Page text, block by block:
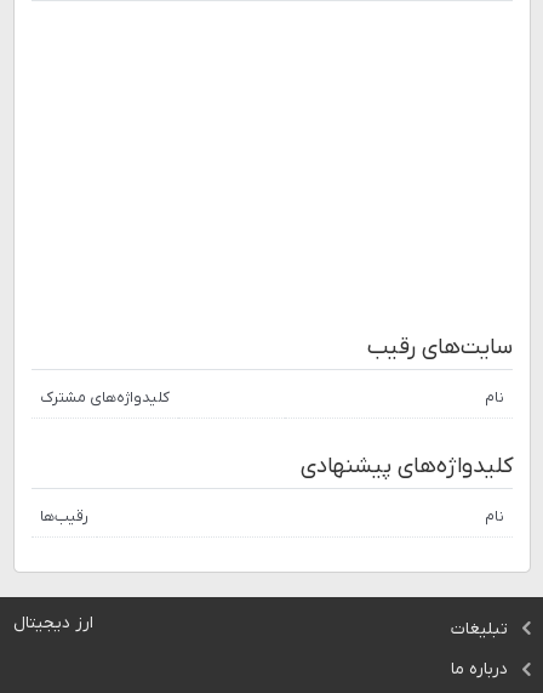
سایت‌های رقیب
نام کلیدواژه‌های مشترک
کلیدواژه‌های پیشنهادی
نام رقیب‌ها
ارز دیجیتال
تبلیغات
درباره ما